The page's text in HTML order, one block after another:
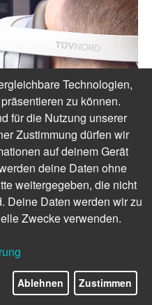
Technologien,
zu können.
für die Nutzung unserer
Zustimmung dürfen wir
auf deinem Gerät
deine Daten ohne
weitergegeben, die nicht
Deine Daten werden wir zu
Zwecke verwenden.
Ablehnen Zustimmen